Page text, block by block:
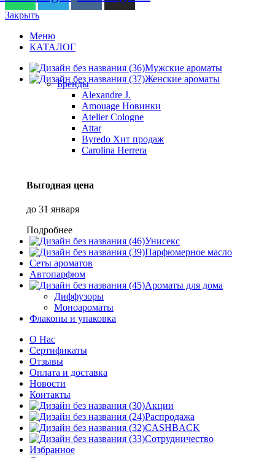
Закрыть
Меню
КАТАЛОГ
Мужские ароматы
Женские ароматы
Бренды
Alexandre J.
Amouage Новинки
Atelier Cologne
Attar
Byredo Хит продаж
Carolina Herrera
Выгодная цена
до 31 января
Подробнее
Унисекс
Парфюмерное масло
Сеты ароматов
Автопарфюм
Ароматы для дома
Диффузоры
Моноароматы
Флаконы и упаковка
О Нас
Сертификаты
Отзывы
Оплата и доставка
Новости
Контакты
Акции
Распродажа
CASHBACK
Сотрудничество
Избранное